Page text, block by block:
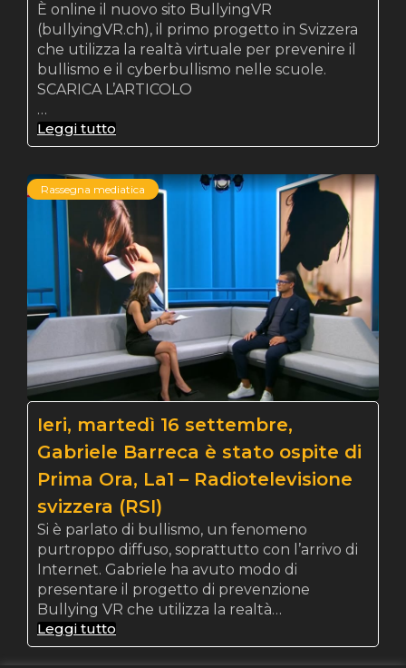
È online il nuovo sito BullyingVR
(bullyingVR.ch), il primo progetto in Svizzera
che utilizza la realtà virtuale per prevenire il
bullismo e il cyberbullismo nelle scuole.
SCARICA L’ARTICOLO
…
Leggi tutto
Rassegna mediatica
Ieri, martedì 16 settembre,
Gabriele Barreca è stato ospite di
Prima Ora, La1 – Radiotelevisione
svizzera (RSI)
Si è parlato di bullismo, un fenomeno
purtroppo diffuso, soprattutto con l’arrivo di
Internet. Gabriele ha avuto modo di
presentare il progetto di prevenzione
Bullying VR che utilizza la realtà…
Leggi tutto